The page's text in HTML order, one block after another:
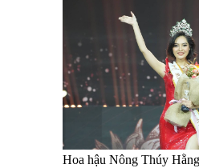
Hoa hậu Nông Thúy